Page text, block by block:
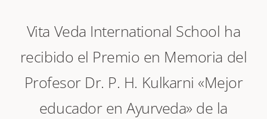
Vita Veda International School ha
recibido el Premio en Memoria del
Profesor Dr. P. H. Kulkarni «Mejor